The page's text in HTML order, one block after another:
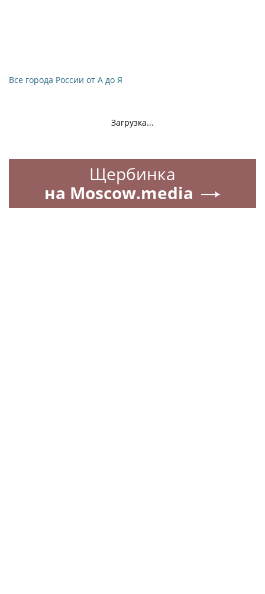
Все города России от А до Я
Загрузка...
Щербинка
на Moscow.media